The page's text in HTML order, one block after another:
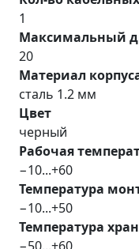
1
Максимальный
20
Материал
сталь 1.2 мм
Цвет
черный
Рабочая
−10...+60
Температура
−10...+50
Температура
−50...+60